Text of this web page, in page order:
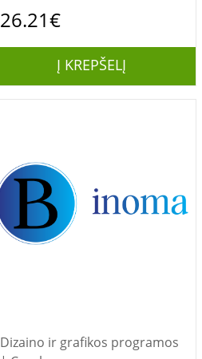
26.21€
Į KREPŠELĮ
Dizaino ir grafikos programos